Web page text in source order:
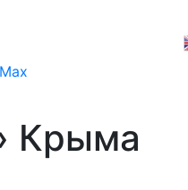
Крыма